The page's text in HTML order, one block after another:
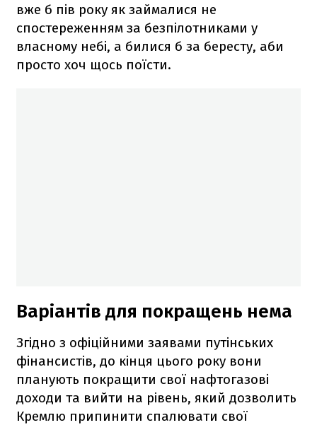
вже б пів року як займалися не
спостереженням за безпілотниками у
власному небі, а билися б за бересту, аби
просто хоч щось поїсти.
Варіантів для покращень нема
Згідно з офіційними заявами путінських
фінансистів, до кінця цього року вони
планують покращити свої нафтогазові
доходи та вийти на рівень, який дозволить
Кремлю припинити спалювати свої